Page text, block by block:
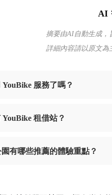
AI
摘要由AI自動生成，
詳細內容請以原文為
服務了嗎？
租借站？
有哪些推薦的體驗重點？